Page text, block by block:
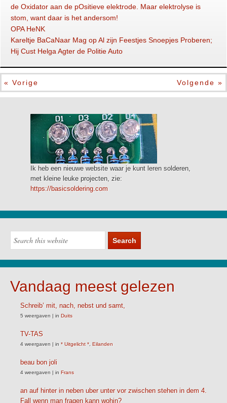
de Oxidator aan de pOsitieve elektrode. Maar elektrolyse is
stom, want daar is het andersom!
OPA HeNK
Kareltje BaCaNaar Mag op Al zijn Feestjes Snoepjes Proberen;
Hij Cust Helga Agter de Politie Auto
« Vorige Volgende »
Ik heb een nieuwe website waar je kunt leren solderen,
met kleine leuke projecten, zie:
https://basicsoldering.com
Vandaag meest gelezen
Schreib’ mit, nach, nebst und samt,
5 weergaven | in Duits
TV-TAS
4 weergaven | in * Uitgelicht * Eilanden
beau bon joli
4 weergaven | in Frans
an auf hinter in neben uber unter vor zwischen stehen in dem 4.
Fall wenn man fragen kann wohin?